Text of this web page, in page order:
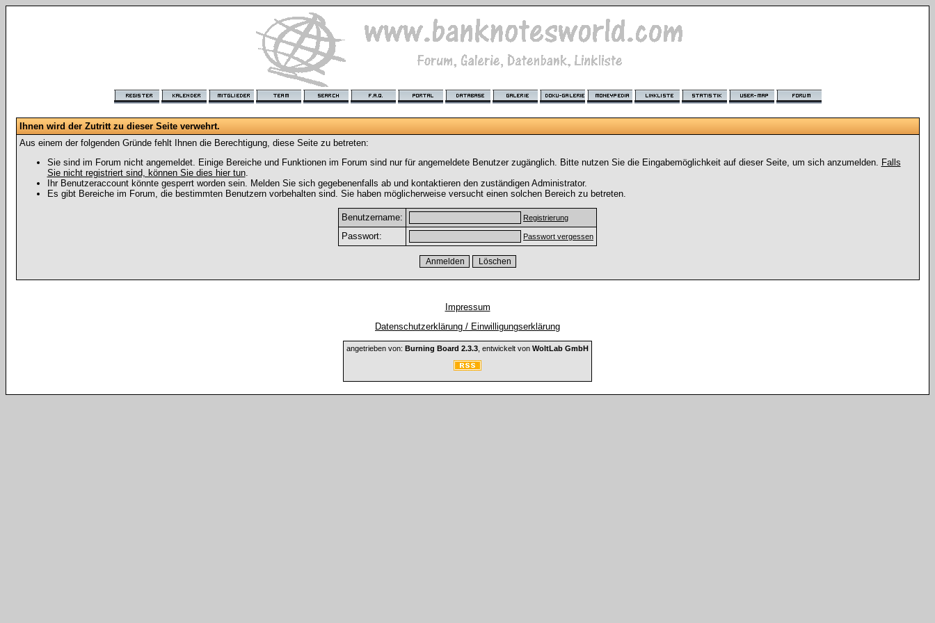
Ihnen wird der Zutritt zu dieser Seite verwehrt.
Aus einem der folgenden Gründe fehlt Ihnen die Berechtigung, diese Seite zu betreten:
Sie sind im Forum nicht angemeldet. Einige Bereiche und Funktionen im Forum sind nur für angemeldete Benutzer zugänglich. Bitte nutzen Sie die Eingabemöglichkeit auf dieser Seite, um sich anzumelden. Falls
Sie nicht registriert sind, können Sie dies hier tun.
Ihr Benutzeraccount könnte gesperrt worden sein. Melden Sie sich gegebenenfalls ab und kontaktieren den zuständigen Administrator.
Es gibt Bereiche im Forum, die bestimmten Benutzern vorbehalten sind. Sie haben möglicherweise versucht einen solchen Bereich zu betreten.
Benutzername: Registrierung
Passwort: Passwort vergessen
Impressum
Datenschutzerklärung / Einwilligungserklärung
angetrieben von: Burning Board 2.3.3 , entwickelt von WoltLab GmbH